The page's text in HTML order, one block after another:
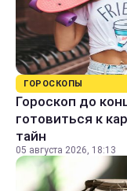
ГОРОСКОПЫ
Гороскоп до
готовиться к
тайн
05 августа 2026, 18:13